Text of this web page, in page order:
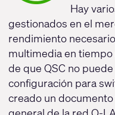
Hay
gestionados en el
rendimiento
multimedia en tiempo
de que QSC no
configuración para
creado un